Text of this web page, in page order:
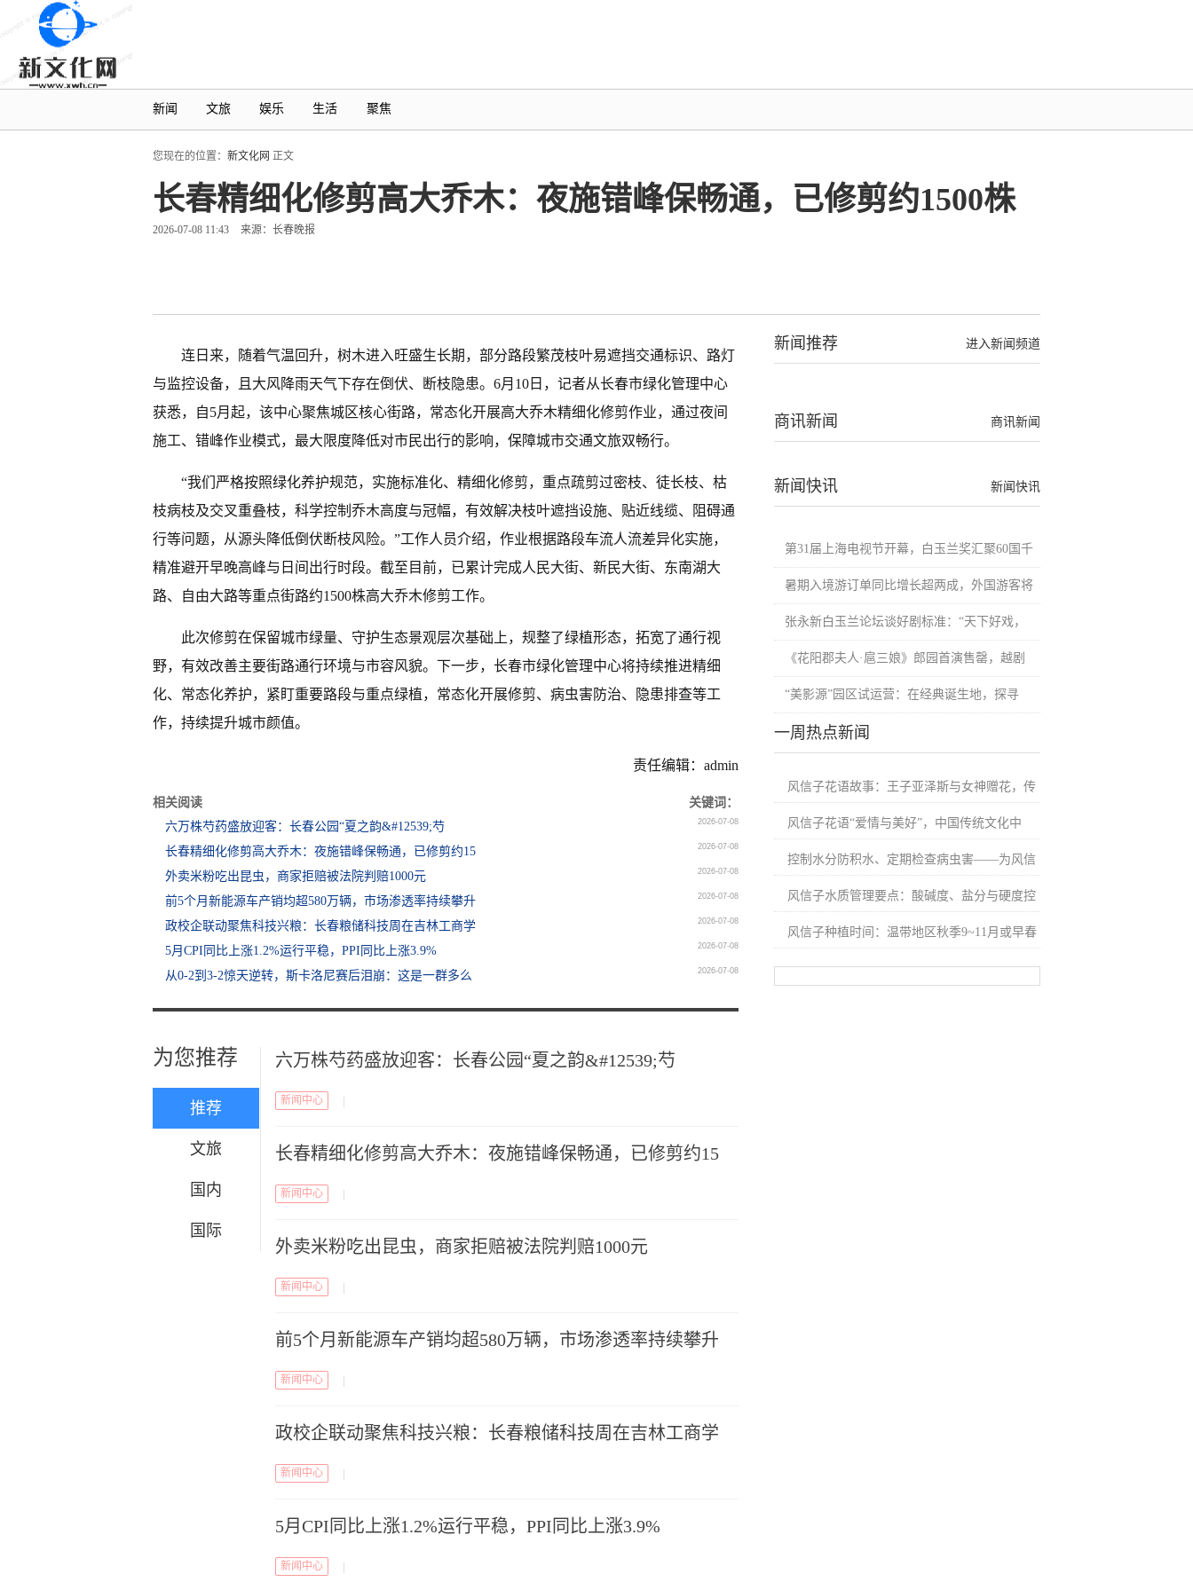
新闻 文旅 娱乐 生活 聚焦
您现在的位置： 新文化网 正文
长春精细化修剪高大乔木：夜施错峰保畅通，已修剪约1500株
2026-07-08 11:43 来源：长春晚报
连日来，随着气温回升，树木进入旺盛生长期，部分路段繁茂枝叶易遮挡交通标识、路灯
与监控设备，且大风降雨天气下存在倒伏、断枝隐患。6月10日，记者从长春市绿化管理中心
获悉，自5月起，该中心聚焦城区核心街路，常态化开展高大乔木精细化修剪作业，通过夜间
施工、错峰作业模式，最大限度降低对市民出行的影响，保障城市交通文旅双畅行。
“我们严格按照绿化养护规范，实施标准化、精细化修剪，重点疏剪过密枝、徒长枝、枯
枝病枝及交叉重叠枝，科学控制乔木高度与冠幅，有效解决枝叶遮挡设施、贴近线缆、阻碍通
行等问题，从源头降低倒伏断枝风险。”工作人员介绍，作业根据路段车流人流差异化实施，
精准避开早晚高峰与日间出行时段。截至目前，已累计完成人民大街、新民大街、东南湖大
路、自由大路等重点街路约1500株高大乔木修剪工作。
此次修剪在保留城市绿量、守护生态景观层次基础上，规整了绿植形态，拓宽了通行视
野，有效改善主要街路通行环境与市容风貌。下一步，长春市绿化管理中心将持续推进精细
化、常态化养护，紧盯重要路段与重点绿植，常态化开展修剪、病虫害防治、隐患排查等工
作，持续提升城市颜值。
责任编辑：admin
相关阅读
关键词：
六万株芍药盛放迎客：长春公园“夏之韵&#12539;芍
2026-07-08
长春精细化修剪高大乔木：夜施错峰保畅通，已修剪约15 2026-07-08
外卖米粉吃出昆虫，商家拒赔被法院判赔1000元 2026-07-08
前5个月新能源车产销均超580万辆，市场渗透率持续攀升 2026-07-08
政校企联动聚焦科技兴粮：长春粮储科技周在吉林工商学 2026-07-08
5月CPI同比上涨1.2%运行平稳，PPI同比上涨3.9% 2026-07-08
从0-2到3-2惊天逆转，斯卡洛尼赛后泪崩：这是一群多么 2026-07-08
为您推荐
推荐
文旅
国内
国际
六万株芍药盛放迎客：长春公园“夏之韵&#12539;芍
新闻中心
长春精细化修剪高大乔木：夜施错峰保畅通，已修剪约15
新闻中心
外卖米粉吃出昆虫，商家拒赔被法院判赔1000元
新闻中心
前5个月新能源车产销均超580万辆，市场渗透率持续攀升
新闻中心
政校企联动聚焦科技兴粮：长春粮储科技周在吉林工商学
新闻中心
5月CPI同比上涨1.2%运行平稳，PPI同比上涨3.9%
新闻中心
进入新闻频道
新闻推荐
商讯新闻
商讯新闻
新闻快讯
新闻快讯
第31届上海电视节开幕，白玉兰奖汇聚60国千
暑期入境游订单同比增长超两成，外国游客将
张永新白玉兰论坛谈好剧标准：“天下好戏，
《花阳郡夫人·扈三娘》郎园首演售罄，越剧
“美影源”园区试运营：在经典诞生地，探寻
一周热点新闻
风信子花语故事：王子亚泽斯与女神赠花，传
风信子花语“爱情与美好”，中国传统文化中
控制水分防积水、定期检查病虫害——为风信
风信子水质管理要点：酸碱度、盐分与硬度控
风信子种植时间：温带地区秋季9~11月或早春